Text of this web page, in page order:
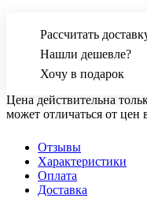
Рассчитать
Нашли дешевле?
Хочу в подарок
Цена действительна
может отличаться от цен
Отзывы
Характеристики
Оплата
Доставка